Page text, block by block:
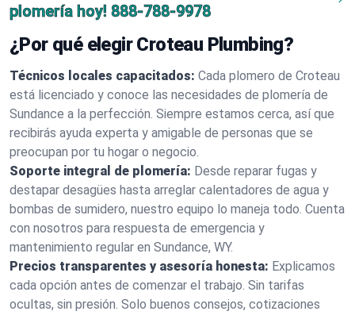
plomería hoy! 888-788-9978
¿Por qué elegir Croteau Plumbing?
Técnicos locales capacitados: Cada plomero de Croteau
está licenciado y conoce las necesidades de plomería de
Sundance a la perfección. Siempre estamos cerca, así que
recibirás ayuda experta y amigable de personas que se
preocupan por tu hogar o negocio.
Soporte integral de plomería: Desde reparar fugas y
destapar desagües hasta arreglar calentadores de agua y
bombas de sumidero, nuestro equipo lo maneja todo. Cuenta
con nosotros para respuesta de emergencia y
mantenimiento regular en Sundance, WY.
Precios transparentes y asesoría honesta: Explicamos
cada opción antes de comenzar el trabajo. Sin tarifas
ocultas, sin presión. Solo buenos consejos, cotizaciones